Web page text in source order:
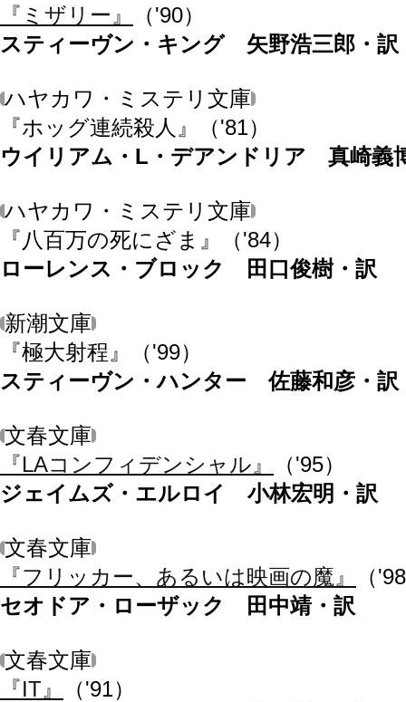
『ミザリー』
（'90）
スティーヴン・キング 矢野浩三郎・訳
ハヤカワ・ミステリ文庫
『ホッグ連続殺人』
（'81）
ウイリアム・L・デアンドリア 真崎義
ハヤカワ・ミステリ文庫
『八百万の死にざま』
（'84）
ローレンス・ブロック 田口俊樹・訳
新潮文庫
『極大射程』
（'99）
スティーヴン・ハンター 佐藤和彦・訳
文春文庫
『LAコンフィデンシャル』
（'95）
ジェイムズ・エルロイ 小林宏明・訳
文春文庫
『フリッカー、あるいは映画の魔』
（
セオドア・ローザック 田中靖・訳
文春文庫
『IT』
（'91）